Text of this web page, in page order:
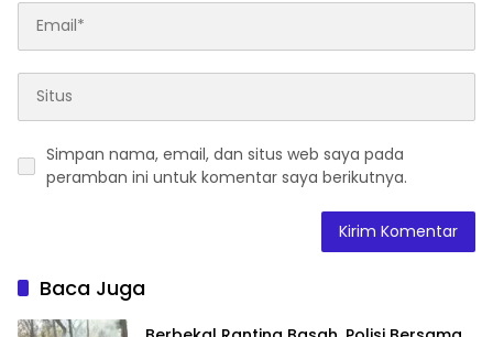
Simpan nama, email, dan situs web saya pada
peramban ini untuk komentar saya berikutnya.
Baca Juga